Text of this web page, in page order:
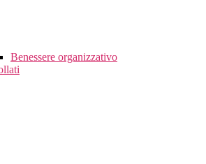
Benessere organizzativo